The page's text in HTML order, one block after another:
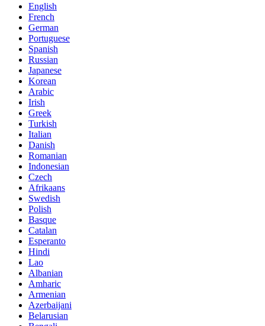
English
French
German
Portuguese
Spanish
Russian
Japanese
Korean
Arabic
Irish
Greek
Turkish
Italian
Danish
Romanian
Indonesian
Czech
Afrikaans
Swedish
Polish
Basque
Catalan
Esperanto
Hindi
Lao
Albanian
Amharic
Armenian
Azerbaijani
Belarusian